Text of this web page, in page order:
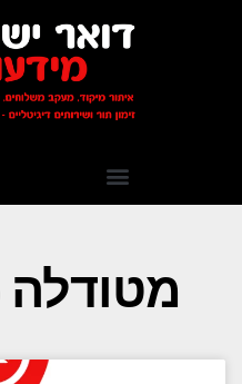
מטודלה 25 מיקוד